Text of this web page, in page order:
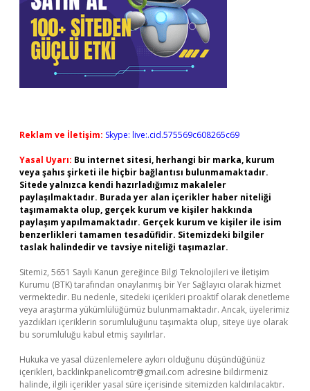
Reklam ve İletişim: Skype: live:.cid.575569c608265c69
Yasal Uyarı: Bu internet sitesi, herhangi bir marka, kurum
veya şahıs şirketi ile hiçbir bağlantısı bulunmamaktadır.
Sitede yalnızca kendi hazırladığımız makaleler
paylaşılmaktadır. Burada yer alan içerikler haber niteliği
taşımamakta olup, gerçek kurum ve kişiler hakkında
paylaşım yapılmamaktadır. Gerçek kurum ve kişiler ile isim
benzerlikleri tamamen tesadüfidir. Sitemizdeki bilgiler
taslak halindedir ve tavsiye niteliği taşımazlar.
Sitemiz, 5651 Sayılı Kanun gereğince Bilgi Teknolojileri ve İletişim
Kurumu (BTK) tarafından onaylanmış bir Yer Sağlayıcı olarak hizmet
vermektedir. Bu nedenle, sitedeki içerikleri proaktif olarak denetleme
veya araştırma yükümlülüğümüz bulunmamaktadır. Ancak, üyelerimiz
yazdıkları içeriklerin sorumluluğunu taşımakta olup, siteye üye olarak
bu sorumluluğu kabul etmiş sayılırlar.
Hukuka ve yasal düzenlemelere aykırı olduğunu düşündüğünüz
içerikleri, backlinkpanelicomtr@gmail.com adresine bildirmeniz
halinde, ilgili içerikler yasal süre içerisinde sitemizden kaldırılacaktır.